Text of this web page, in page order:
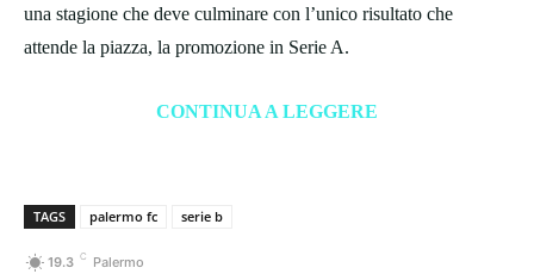
una stagione che deve culminare con l’unico risultato che
attende la piazza, la promozione in Serie A.
CONTINUA A LEGGERE
TAGS palermo fc serie b
19.3 C Palermo